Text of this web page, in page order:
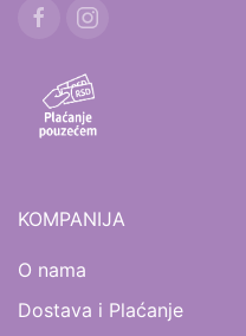
KOMPANIJA
O nama
Dostava i Plaćanje